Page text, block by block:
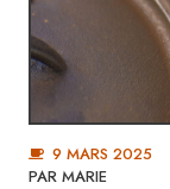
9 MARS 2025
PAR MARIE